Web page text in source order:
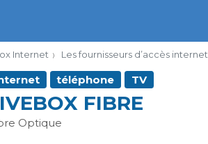
Internet Les fournisseurs d’accès internet
téléphone TV
FIBRE
Optique